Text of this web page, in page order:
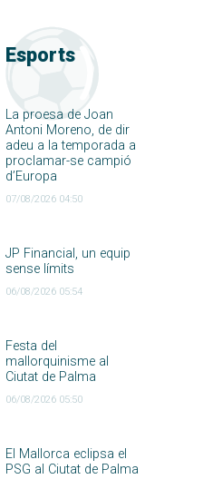
Esports
La proesa de Joan
Antoni Moreno, de dir
adeu a la temporada a
proclamar-se campió
d’Europa
07/08/2026 04:50
JP Financial, un equip
sense límits
06/08/2026 05:54
Festa del
mallorquinisme al
Ciutat de Palma
06/08/2026 05:50
El Mallorca eclipsa el
PSG al Ciutat de Palma